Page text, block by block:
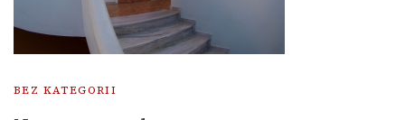
BEZ KATEGORII